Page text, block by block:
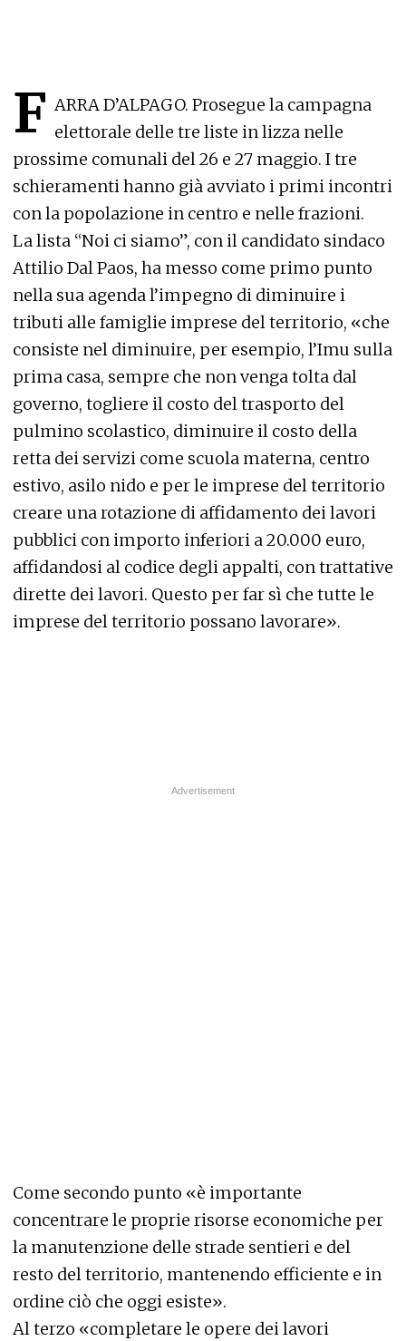
F ARRA D’ALPAGO. Prosegue la campagna
elettorale delle tre liste in lizza nelle
prossime comunali del 26 e 27 maggio. I tre
schieramenti hanno già avviato i primi incontri
con la popolazione in centro e nelle frazioni.
La lista “Noi ci siamo”, con il candidato sindaco
Attilio Dal Paos, ha messo come primo punto
nella sua agenda l’impegno di diminuire i
tributi alle famiglie imprese del territorio, «che
consiste nel diminuire, per esempio, l’Imu sulla
prima casa, sempre che non venga tolta dal
governo, togliere il costo del trasporto del
pulmino scolastico, diminuire il costo della
retta dei servizi come scuola materna, centro
estivo, asilo nido e per le imprese del territorio
creare una rotazione di affidamento dei lavori
pubblici con importo inferiori a 20.000 euro,
affidandosi al codice degli appalti, con trattative
dirette dei lavori. Questo per far sì che tutte le
imprese del territorio possano lavorare».
Come secondo punto «è importante
concentrare le proprie risorse economiche per
la manutenzione delle strade sentieri e del
resto del territorio, mantenendo efficiente e in
ordine ciò che oggi esiste».
Al terzo «completare le opere dei lavori